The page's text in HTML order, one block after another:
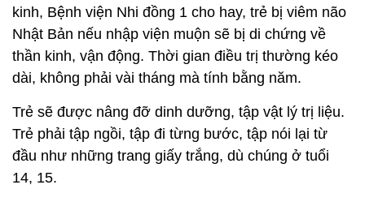
kinh, Bệnh viện Nhi đồng 1 cho hay, trẻ bị viêm não
Nhật Bản nếu nhập viện muộn sẽ bị di chứng về
thần kinh, vận động. Thời gian điều trị thường kéo
dài, không phải vài tháng mà tính bằng năm.
Trẻ sẽ được nâng đỡ dinh dưỡng, tập vật lý trị liệu.
Trẻ phải tập ngồi, tập đi từng bước, tập nói lại từ
đầu như những trang giấy trắng, dù chúng ở tuổi
14, 15.